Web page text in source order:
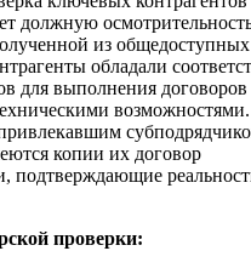
должную
из общедоступных
обладали
для выполнения договоров
возможностями.
копии их договор
подтверждающие
проверки: